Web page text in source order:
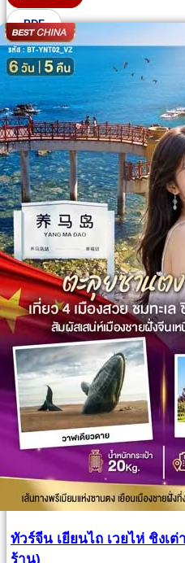
PDF
ทัวร์จีน เยียนไถ เวยไห่ ชิงเ
ร้าน)